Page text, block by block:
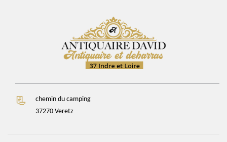
chemin du camping
37270 Veretz